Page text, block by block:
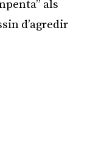
als
d’agredir